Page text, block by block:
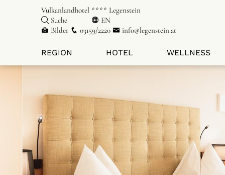
Vulkanlandhotel **** Legenstein
Suche
EN
Bilder
03159/2220 info@legenstein.at
REGION HOTEL WELLNESS